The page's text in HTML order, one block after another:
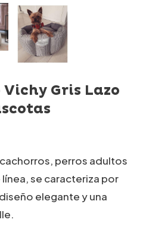
Gris Lazo
perros adultos
se caracteriza por
elegante y una